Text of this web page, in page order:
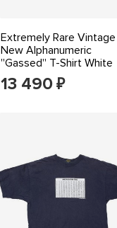
Extremely Rare Vintage
New Alphanumeric
''Gassed'' T-Shirt White
Last Ones
13 490 ₽